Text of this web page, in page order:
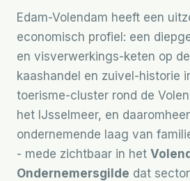
Edam-Volendam heeft een
economisch profiel: een
en visverwerkings-keten op
kaashandel en zuivel-historie
toerisme-cluster rond de
het IJsselmeer, en
ondernemende laag van
- mede zichtbaar in het
Ondernemersgilde dat